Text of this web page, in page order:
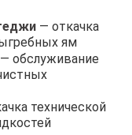
— откачка
ям
— обслуживание
технической